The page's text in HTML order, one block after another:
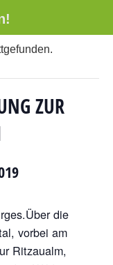
ZUR
die
vorbei am
Ritzaualm,